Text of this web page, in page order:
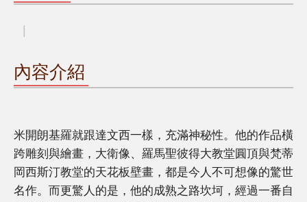
內容介紹
米開朗基羅就跟達文西一樣，充滿神秘性。他的作品橫
跨雕刻與繪畫，大衛像、羅馬聖彼得大教堂圓頂與梵蒂
岡西斯汀教堂的天花板壁畫，都是今人不可想像的驚世
名作。而更驚人的是，他的成熟之路坎坷，經過一番自